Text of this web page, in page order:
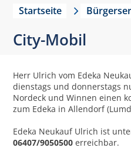
Startseite
City-Mobil
Herr Ulrich vom Edeka
dienstags und donnerstags
Nordeck und Winnen einen
zum Edeka in Allendorf
Edeka Neukauf Ulrich ist
06407/9050500 erreichbar.